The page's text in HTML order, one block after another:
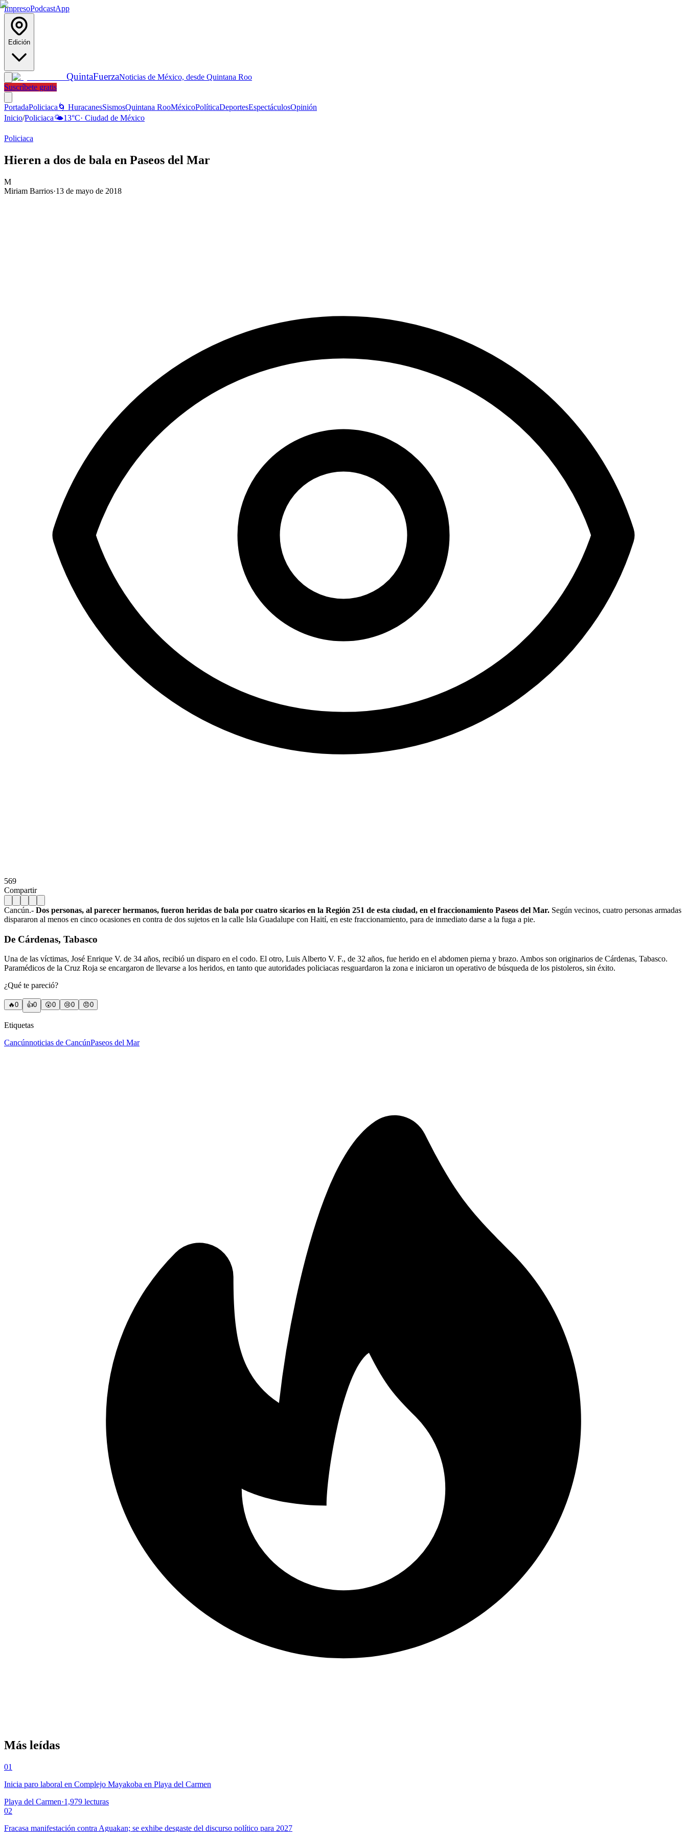
ImpresoPodcastApp
Edición
QuintaFuerzaNoticias de México, desde Quintana Roo
Suscríbete gratis
PortadaPoliciaca 🌀 HuracanesSismosQuintana RooMéxicoPolíticaDeportesEspectáculosOpinión
Inicio/Policiaca🌤️13°C· Ciudad de México
Policiaca
Hieren a dos de bala en Paseos del Mar
M
Miriam Barrios·13 de mayo de 2018
569
Compartir
Cancún.- Dos personas, al parecer hermanos, fueron heridas de bala por cuatro sicarios en la Región 251 de esta ciudad, en el fraccionamiento Paseos del Mar. Según vecinos, cuatro personas armadas
dispararon al menos en cinco ocasiones en contra de dos sujetos en la calle Isla Guadalupe con Haití, en este fraccionamiento, para de inmediato darse a la fuga a pie.
De Cárdenas, Tabasco
Una de las víctimas, José Enrique V. de 34 años, recibió un disparo en el codo. El otro, Luis Alberto V. F., de 32 años, fue herido en el abdomen pierna y brazo. Ambos son originarios de Cárdenas, Tabasco.
Paramédicos de la Cruz Roja se encargaron de llevarse a los heridos, en tanto que autoridades policiacas resguardaron la zona e iniciaron un operativo de búsqueda de los pistoleros, sin éxito.
¿Qué te pareció?
🔥0 👍0 😲0 😢0 😠0
Etiquetas
Cancúnnoticias de CancúnPaseos del Mar
Más leídas
01
Inicia paro laboral en Complejo Mayakoba en Playa del Carmen
Playa del Carmen·1,979 lecturas
02
Fracasa manifestación contra Aguakan; se exhibe desgaste del discurso político para 2027